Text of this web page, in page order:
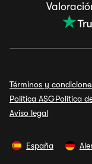
Términos y
Política ASGPolítica
Aviso legal
España